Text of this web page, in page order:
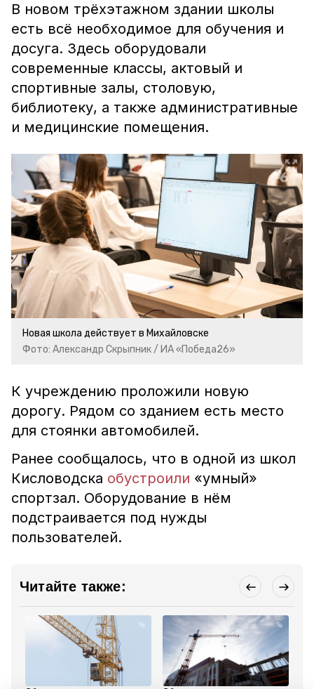
В новом трёхэтажном здании школы
есть всё необходимое для обучения и
досуга. Здесь оборудовали
современные классы, актовый и
спортивные залы, столовую,
библиотеку, а также административные
и медицинские помещения.
Новая школа действует в Михайловске
Фото: Александр Скрыпник / ИА «Победа26»
К учреждению проложили новую
дорогу. Рядом со зданием есть место
для стоянки автомобилей.
Ранее сообщалось, что в одной из школ
Кисловодска обустроили «умный»
спортзал. Оборудование в нём
подстраивается под нужды
пользователей.
Читайте также: